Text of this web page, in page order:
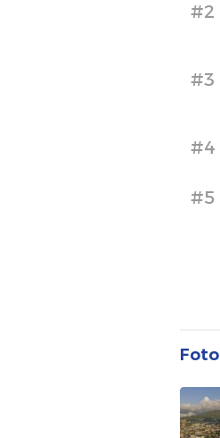
#2
#3
#4
#5
Foto